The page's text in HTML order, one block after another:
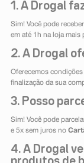
1. A Drogal
Sim! Você pode
em até 1h na loja mais
2. A Drogal
Oferecemos
finalização da sua
3. Posso
Sim! Você pode
e 5x sem juros no
4. A Drogal